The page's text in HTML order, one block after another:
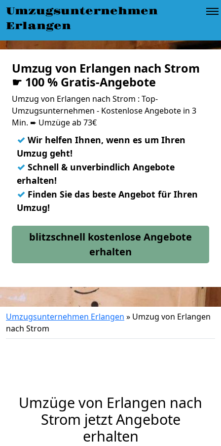
Umzugsunternehmen
Erlangen
Umzug von Erlangen nach Strom
☛ 100 % Gratis-Angebote
Umzug von Erlangen nach Strom : Top-
Umzugsunternehmen - Kostenlose Angebote in 3
Min. ➨ Umzüge ab 73€
✓ Wir helfen Ihnen, wenn es um Ihren
Umzug geht!
✓ Schnell & unverbindlich Angebote
erhalten!
✓ Finden Sie das beste Angebot für Ihren
Umzug!
blitzschnell kostenlose Angebote
erhalten
Umzugsunternehmen Erlangen » Umzug von Erlangen
nach Strom
Umzüge von Erlangen nach
Strom jetzt Angebote
erhalten